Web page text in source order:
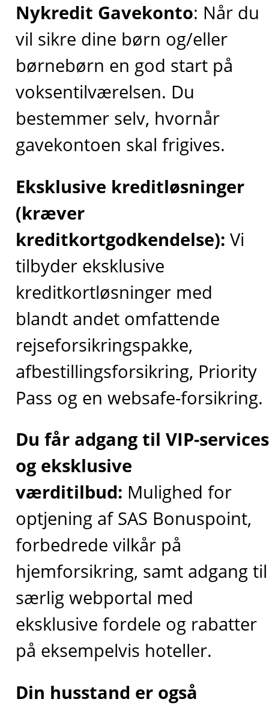
Nykredit Gavekonto: Når du
vil sikre dine børn og/eller
børnebørn en god start på
voksentilværelsen. Du
bestemmer selv, hvornår
gavekontoen skal frigives.
Eksklusive kreditløsninger
(kræver
kreditkortgodkendelse): Vi
tilbyder eksklusive
kreditkortløsninger med
blandt andet omfattende
rejseforsikringspakke,
afbestillingsforsikring, Priority
Pass og en websafe-forsikring.
Du får adgang til VIP-services
og eksklusive
værditilbud: Mulighed for
optjening af SAS Bonuspoint,
forbedrede vilkår på
hjemforsikring, samt adgang til
særlig webportal med
eksklusive fordele og rabatter
på eksempelvis hoteller.
Din husstand er også